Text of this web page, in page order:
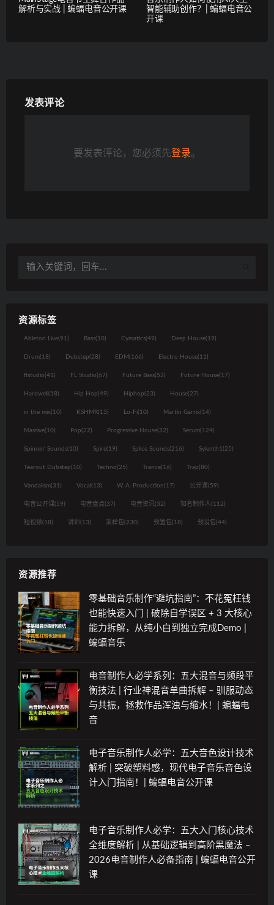
解析与实战 | 蝙蝠电音公开课
智能辅助创作？| 蝙蝠电音公
开课
发表评论
要发表评论，您必须先登录。
资源标签
Ableton Live(91) Bass(10) Cymatics(49) Deep House(19)
Drum(18) Dubstep(28) EDM(166) Electro House(11)
flstudio(41) FL Studio(67) Future Bass(52) Future House(17)
Hardwell (18) Hip Hop(49) Hiphop(23) House(27)
in the mix(10) KSHMR(13) Lo-Fi(10) Martin Garrix(14)
Massive(10) Pop(22) Progressive House(32) Serum(124)
Spinnin' Sounds(10) Spire(19) Splice Sounds(216) Sylenth1(25)
Tearout Dubstep(10) Techno(25) Trance(16) Trap(80)
Vandalism(31) Vocal (13) W. A. Production(17) 公开课(59)
电音公开课(59) 电音盘点(37) 电音资讯(32) 知名制作人(112)
短视频 (18) 讲师(13) 采样包(230) 预置包(18) 预设包(44)
资源推荐
零基础音乐制作“避坑指南”：不花冤枉钱
也能快速入门 | 破除自学误区 + 3 大核心
能力拆解，从纯小白到独立完成Demo |
蝙蝠音乐
电音制作人必学系列：五大混音与频段平
衡技法 | 行业神混音单曲拆解 – 驯服动态
与共振，拯救作品浑浊与缩水！| 蝙蝠电
音
电子音乐制作人必学：五大音色设计技术
解析 | 突破塑料感，现代电子音乐音色设
计入门指南！| 蝙蝠电音公开课
电子音乐制作人必学：五大入门核心技术
全维度解析 | 从基础逻辑到高阶黑魔法 –
2026电音制作人必备指南 | 蝙蝠电音公开
课